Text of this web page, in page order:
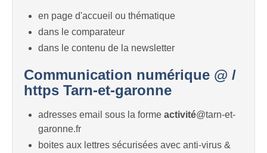
en page d'accueil ou thématique
dans le comparateur
dans le contenu de la newsletter
Communication numérique @ /
https Tarn-et-garonne
adresses email sous la forme activité@tarn-et-
garonne.fr
boites aux lettres sécurisées avec anti-virus &